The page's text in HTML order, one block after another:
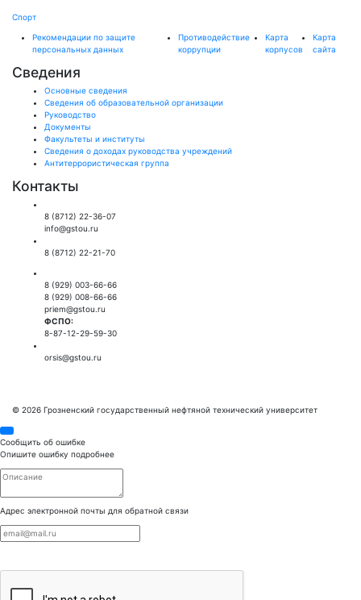
Спорт
Рекомендации по защите
персональных данных
Противодействие
коррупции
Карта
корпусов
Карта
сайта
Сведения
Основные сведения
Сведения об образовательной организации
Руководство
Документы
Факультеты и институты
Сведения о доходах руководства учреждений
Антитеррористическая группа
Контакты
8 (8712) 22-36-07
info@gstou.ru
8 (8712) 22-21-70
8 (929) 003-66-66
8 (929) 008-66-66
priem@gstou.ru
ФСПО:
8-87-12-29-59-30
orsis@gstou.ru
© 2026 Грозненский государственный нефтяной технический университет
Сообщить об ошибке
Опишите ошибку подробнее
Адрес электронной почты для обратной связи